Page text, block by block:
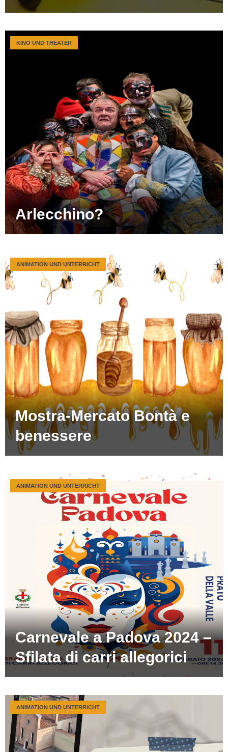
Arlecchino?
KINO UND THEATER
Mostra-Mercato Bontà e
benessere
ANIMATION UND UNTERRICHT
Carnevale a Padova 2024 –
Sfilata di carri allegorici
ANIMATION UND UNTERRICHT
ANIMATION UND UNTERRICHT